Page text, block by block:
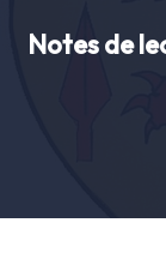
Notes de